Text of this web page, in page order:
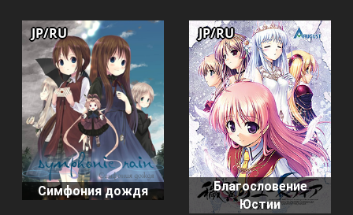
Симфония дождя
JP/RU
Благословение
Юстии
JP/RU